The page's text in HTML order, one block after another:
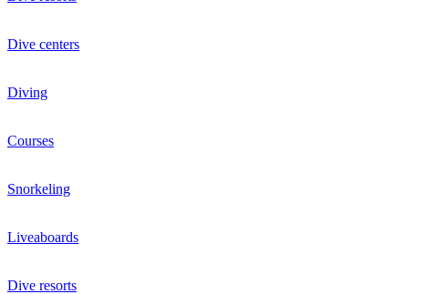
Dive centers
Diving
Courses
Snorkeling
Liveaboards
Dive resorts